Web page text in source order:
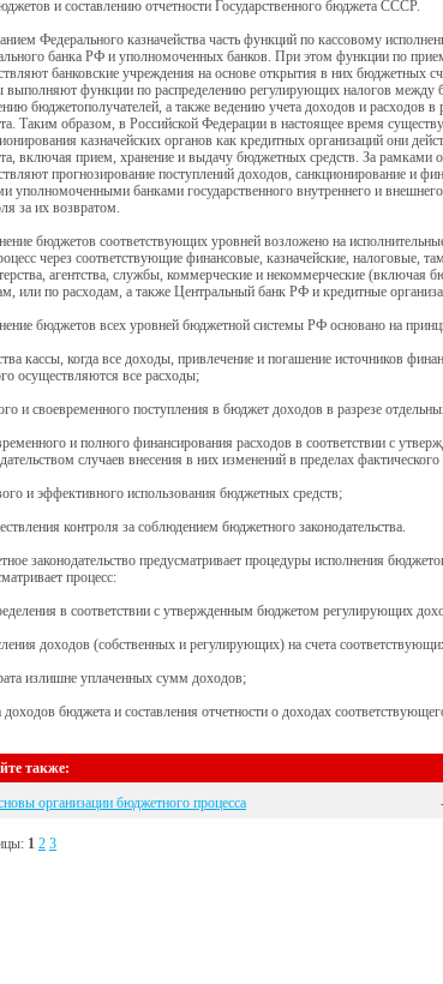
и составлению отчетности Государственного бюджета СССР.
Федерального казначейства часть функций по кассовому
банка РФ и уполномоченных банков. При этом функции по
банковские учреждения на основе открытия в них бюджетных
выполняют функции по распределению регулирующих налогов между
бюджетополучателей, а также ведению учета доходов и расходов в
Таким образом, в Российской Федерации в настоящее время
казначейских органов как кредитных организаций они
включая прием, хранение и выдачу бюджетных средств. За рамками
прогнозирование поступлений доходов, санкционирование и
уполномоченными банками государственного внутреннего и
за их возвратом.
бюджетов соответствующих уровней возложено на
через соответствующие финансовые, казначейские, налоговые,
агентства, службы, коммерческие и некоммерческие
или по расходам, а также Центральный банк РФ и кредитные
бюджетов всех уровней бюджетной системы РФ основано на
кассы, когда все доходы, привлечение и погашение источников
осуществляются все расходы;
и своевременного поступления в бюджет доходов в разрезе
и полного финансирования расходов в соответствии с
случаев внесения в них изменений в пределах
и эффективного использования бюджетных средств;
контроля за соблюдением бюджетного законодательства.
законодательство предусматривает процедуры исполнения
процесс:
в соответствии с утвержденным бюджетом регулирующих
доходов (собственных и регулирующих) на счета
излишне уплаченных сумм доходов;
доходов бюджета и составления отчетности о доходах
также:
организации бюджетного процесса
1 2 3